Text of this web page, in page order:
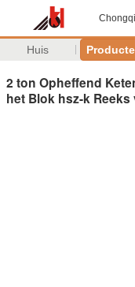
Huis
2 ton Opheffend
het Blok hsz-k